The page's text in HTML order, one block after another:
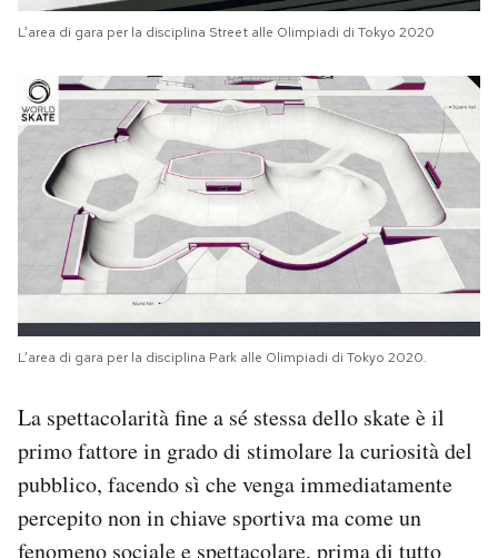
L’area di gara per la disciplina Street alle Olimpiadi di Tokyo 2020
L’area di gara per la disciplina Park alle Olimpiadi di Tokyo 2020.
La spettacolarità fine a sé stessa dello skate è il
primo fattore in grado di stimolare la curiosità del
pubblico, facendo sì che venga immediatamente
percepito non in chiave sportiva ma come un
fenomeno sociale e spettacolare, prima di tutto